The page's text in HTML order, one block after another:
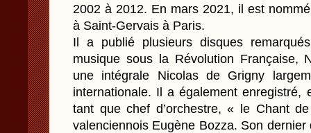
2002 à 2012. En mars 2021, il est
à Saint-Gervais à Paris.
Il a publié plusieurs disques
musique sous la Révolution Française,
une intégrale Nicolas de Grigny
internationale. Il a également enregistré,
tant que chef d’orchestre, « le Chant
valenciennois Eugène Bozza. Son dernier